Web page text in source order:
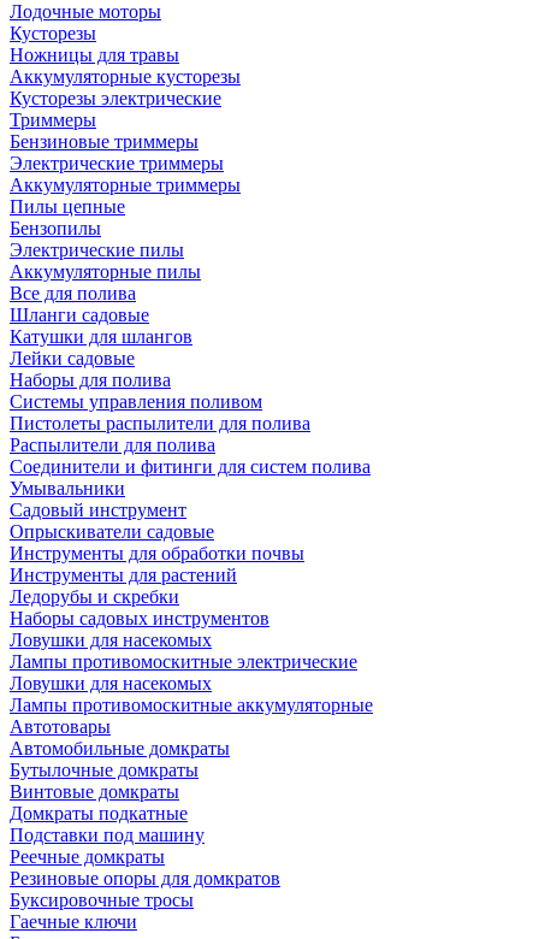
Лодочные моторы
Кусторезы
Ножницы для травы
Аккумуляторные кусторезы
Кусторезы электрические
Триммеры
Бензиновые триммеры
Электрические триммеры
Аккумуляторные триммеры
Пилы цепные
Бензопилы
Электрические пилы
Аккумуляторные пилы
Все для полива
Шланги садовые
Катушки для шлангов
Лейки садовые
Наборы для полива
Системы управления поливом
Пистолеты распылители для полива
Распылители для полива
Соединители и фитинги для систем полива
Умывальники
Садовый инструмент
Опрыскиватели садовые
Инструменты для обработки почвы
Инструменты для растений
Ледорубы и скребки
Наборы садовых инструментов
Ловушки для насекомых
Лампы противомоскитные электрические
Ловушки для насекомых
Лампы противомоскитные аккумуляторные
Автотовары
Автомобильные домкраты
Бутылочные домкраты
Винтовые домкраты
Домкраты подкатные
Подставки под машину
Реечные домкраты
Резиновые опоры для домкратов
Буксировочные тросы
Гаечные ключи